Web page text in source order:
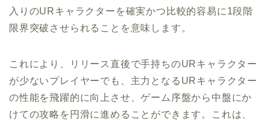
入りのURキャラクターを確実かつ比較的容易に1段階
限界突破させられることを意味します。
これにより、リリース直後で手持ちのURキャラクター
が少ないプレイヤーでも、主力となるURキャラクター
の性能を飛躍的に向上させ、ゲーム序盤から中盤にか
けての攻略を円滑に進めることができます。これは、